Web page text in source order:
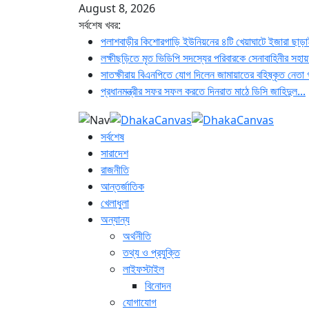
August 8, 2026
সর্বশেষ খবর:
পলাশবাড়ীর কিশোরগাড়ি ইউনিয়নের ৪টি খেয়াঘাটে ইজারা
লক্ষীছড়িতে মৃত ভিডিপি সদস্যের পরিবারকে সেনাবাহিনীর
সাতক্ষীরায় বিএনপিতে যোগ দিলেন জামায়াতের বহিষ্কৃত নেতা
প্রধানমন্ত্রীর সফর সফল করতে দিনরাত মাঠে ডিসি জাহিদুল...
সর্বশেষ
সারাদেশ
রাজনীতি
আন্তর্জাতিক
খেলাধুলা
অন্যান্য
অর্থনীতি
তথ্য ও প্রযুক্তি
লাইফস্টাইল
বিনোদন
যোগাযোগ